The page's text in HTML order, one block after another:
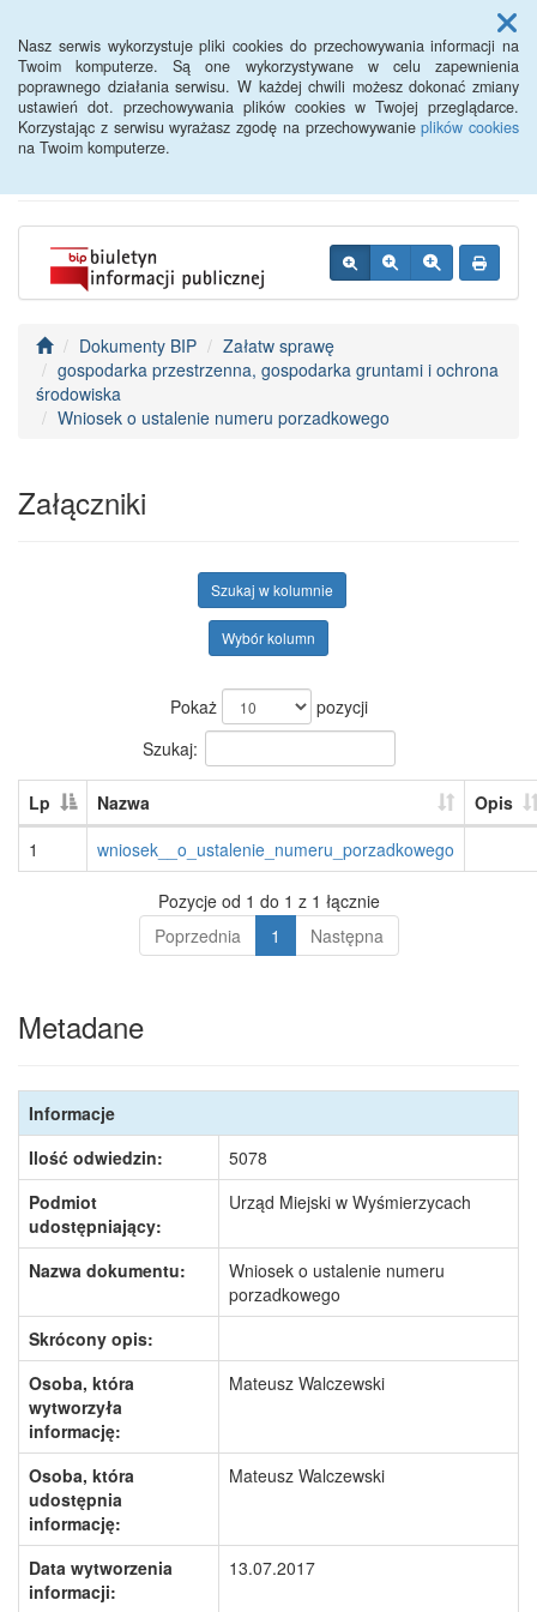
Nasz serwis wykorzystuje pliki cookies do przechowywania informacji na
Twoim komputerze. Są one wykorzystywane w celu zapewnienia
poprawnego działania serwisu. W każdej chwili możesz dokonać zmiany
ustawień dot. przechowywania plików cookies w Twojej przeglądarce.
Korzystając z serwisu wyrażasz zgodę na przechowywanieplików cookies
na Twoim komputerze.
Menu
BIP - Urząd Miejski
Wyśmierzyce
Dokumenty BIP
Załatw sprawę
gospodarka przestrzenna, gospodarka gruntami i ochrona
środowiska
Wniosek o ustalenie numeru porzadkowego
Załączniki
Szukaj w kolumnie
Wybór kolumn
Pokaż
pozycji
Szukaj:
Lp Nazwa
Opis
1
wniosek__o_ustalenie_numeru_porzadkowego
Pozycje od 1 do 1 z 1 łącznie
Poprzednia
1 Następna
Metadane
Informacje
Ilość odwiedzin:
5078
Podmiot
udostępniający:
Urząd Miejski w Wyśmierzycach
Nazwa dokumentu:
Wniosek o ustalenie numeru
porzadkowego
Skrócony opis:
Osoba, która
wytworzyła
informację:
Mateusz Walczewski
Osoba, która
udostępnia
informację:
Mateusz Walczewski
Data wytworzenia
informacji:
13.07.2017